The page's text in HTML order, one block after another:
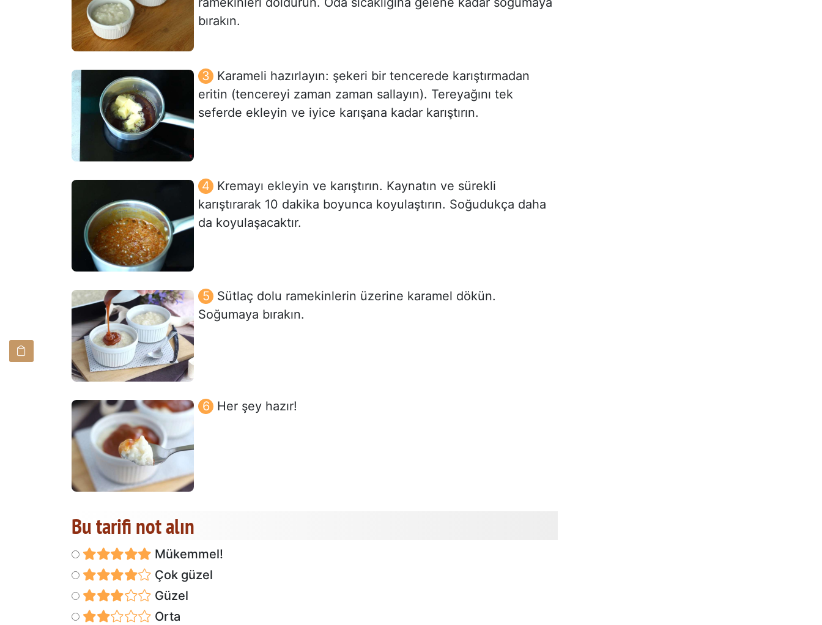
bırakın.
Karameli hazırlayın: şekeri bir tencerede karıştırmadan
eritin (tencereyi zaman zaman sallayın). Tereyağını tek
seferde ekleyin ve iyice karışana kadar karıştırın.
Kremayı ekleyin ve karıştırın. Kaynatın ve sürekli
karıştırarak 10 dakika boyunca koyulaştırın. Soğudukça daha
da koyulaşacaktır.
Sütlaç dolu ramekinlerin üzerine karamel dökün.
Soğumaya bırakın.
Her şey hazır!
Bu tarifi not alın
Mükemmel!
Çok güzel
Güzel
Orta